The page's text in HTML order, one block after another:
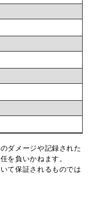
ダメージや記録された
を負いかねます。
て保証されるものでは